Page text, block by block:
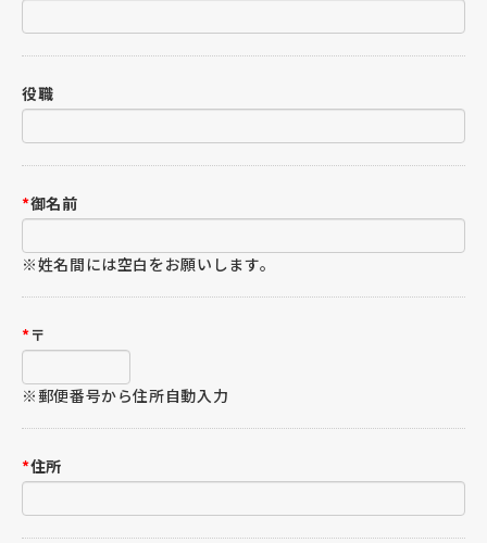
役職
*御名前
※姓名間には空白をお願いします。
*〒
※郵便番号から住所自動入力
*住所